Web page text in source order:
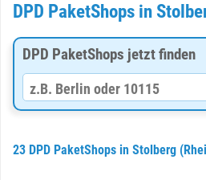
DPD PaketShops in
DPD PaketShops jetzt finden
23 DPD PaketShops in Stolberg